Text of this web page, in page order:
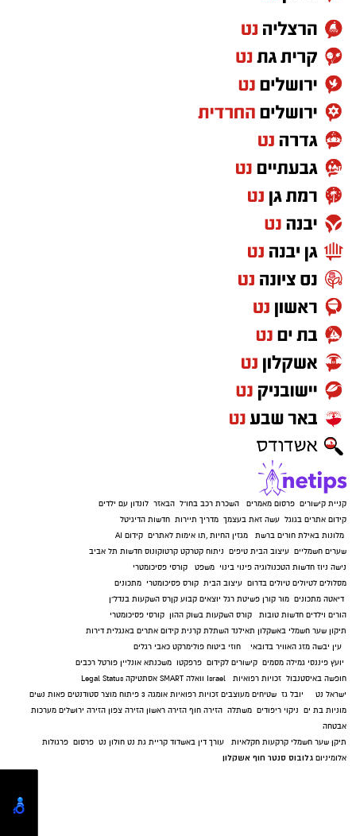
קניית קישורים פרסום מאמרים השכרת רכב בחו"ל הבאזר לונדון עם ילדים
קידום אתרים בגוגל עשה זאת בעצמך מדריך תיירות חדשות הדיגיטל
מלונות באילת חורים ברשת מגזין החיות ,תו אימות לאתרים קידום AI
שערים חשמליים עיצוב הבית טיפים ניתוח קטרקט קרטוקונוס חדשות תל אביב
נישה ניוז חדשות הטכנולוגיה פינוי בינוי משפט
קורסי פסיכומטרי
מסלולים לטיולים טיולים בדרום עיצוב הבית קורס פסיכומטרי מתכונים
דיאטה מתכונים מור קורן פשיטת רגל יוצאים קבוע קןרס השקעות בנדל"ן
הורים וילדים חדשות טובות קורס השקעות בשוק ההון קורסי פסיכומטרי
תיקון שער חשמלי באשקלון תאילנד השתלת קרנית קידום אתרים באנגלית דירות
עין יבשה מזג האוויר בדובאי חוזי ביטוח פולימרקט כאבי רגלים
יועץ פיננסי גמילה מסמים קישורים לקידום פרפקטו משכנתא אונליין פורטל רכבים
חופשה באיסטנבול זכויות רפואיות Israel וואלה SMART אסתטיקה Legal Status
ישראל נט
יובל גז שטיחים מעוצבים זכויות רפואיות אומגה 3 פיתוח מוצר סטודנטים פאות נשים
מוניות בת ים ניקוי ריפודים משתלה הזירה חוף הזירה ראשון הזירה צפון הזירה ירושלים מערכות
אבטחה
תיקן שער חשמלי קרקעות חקלאיות עורך דין באשדוד קריית גת נט חולון נט פרסום פרגולות
אלומיניום גלובוס סנטר חוף אשקלון